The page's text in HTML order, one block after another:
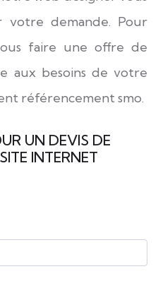
votre demande. Pour
faire une offre de
aux besoins de votre
référencement smo.
UN DEVIS DE
lNTERNET